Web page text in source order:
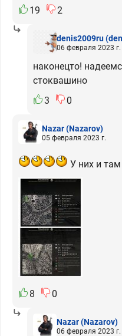
19
2
denis2009ru
06 февраля 2023 г.
наконецто!
стоквашино
3
0
Nazar(Nazarov)
05 февраля 2023 г.
У них и
8 0
Nazar(Nazarov)
06 февраля 2023 г.